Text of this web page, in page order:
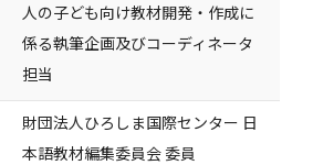
人の子ども向け教材開発・作成に
係る執筆企画及びコーディネータ
担当
財団法人ひろしま国際センター 日
本語教材編集委員会 委員